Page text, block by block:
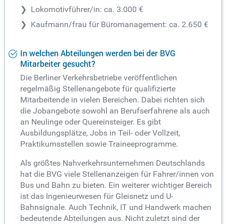
Lokomotivführer/in: ca. 3.000 €
Kaufmann/frau für Büromanagement: ca. 2.650 €
In welchen Abteilungen werden bei der BVG
Mitarbeiter gesucht?
Die Berliner Verkehrsbetriebe veröffentlichen
regelmäßig Stellenangebote für qualifizierte
Mitarbeitende in vielen Bereichen. Dabei richten sich
die Jobangebote sowohl an Berufserfahrene als auch
an Neulinge oder Quereinsteiger. Es gibt
Ausbildungsplätze, Jobs in Teil- oder Vollzeit,
Praktikumsstellen sowie Traineeprogramme.
Als größtes Nahverkehrsunternehmen Deutschlands
hat die BVG viele Stellenanzeigen für Fahrer/innen von
Bus und Bahn zu bieten. Ein weiterer wichtiger Bereich
ist das Ingenieurwesen für Gleisnetz und U-
Bahnsignale. Auch Technik, IT und Handwerk machen
bedeutende Abteilungen aus. Nicht zuletzt sind der